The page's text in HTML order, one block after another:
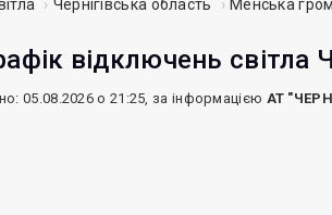
Чернігівська область Менська
відключень світла
05.08.2026 о 21:25, за інформацією АТ